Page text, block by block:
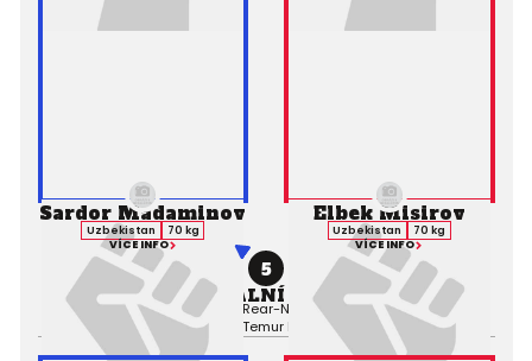
Sardor Madaminov
Uzbekistan
70 kg
VÍCE INFO
5
PROFESIONÁLNÍ ZÁPAS MMA
Výsledek:Submission (Rear-Naked Choke), 3. kolo 3:42,
Rozhodčí:
Temur Makhmudov
Elbek Misirov
Uzbekistan
70 kg
VÍCE INFO